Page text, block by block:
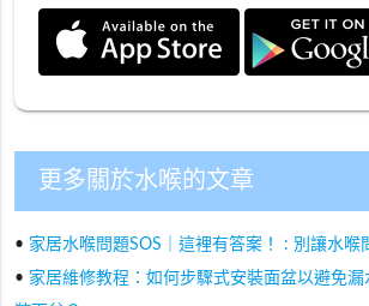
更多關於水喉的文章
• 家居水喉問題SOS｜這裡有答案！ : 別讓水喉
• 家居維修教程：如何步驟式安裝面盆以避免